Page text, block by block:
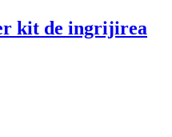
kit de ingrijirea